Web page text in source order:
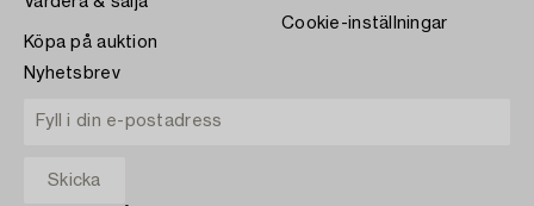
Köpa på auktion
Cookie-inställningar
Nyhetsbrev